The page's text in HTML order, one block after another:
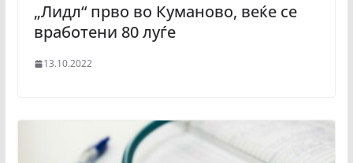
„Лидл“ прво во Куманово, веќе се
вработени 80 луѓе
13.10.2022